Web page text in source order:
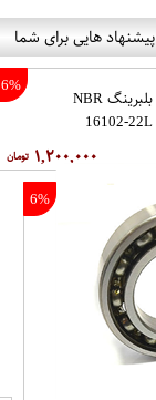
پیشنهاد هایی برای شما
6%
بلبرینگ NBR
16102-22L
۱,۲۰۰,۰۰۰
6%